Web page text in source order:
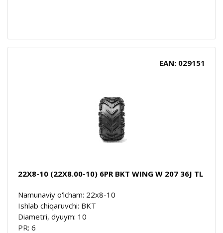
EAN: 029151
22X8-10 (22X8.00-10) 6PR BKT WING W 207 36J TL
Namunaviy o'lcham: 22x8-10
Ishlab chiqaruvchi: BKT
Diametri, dyuym: 10
PR: 6